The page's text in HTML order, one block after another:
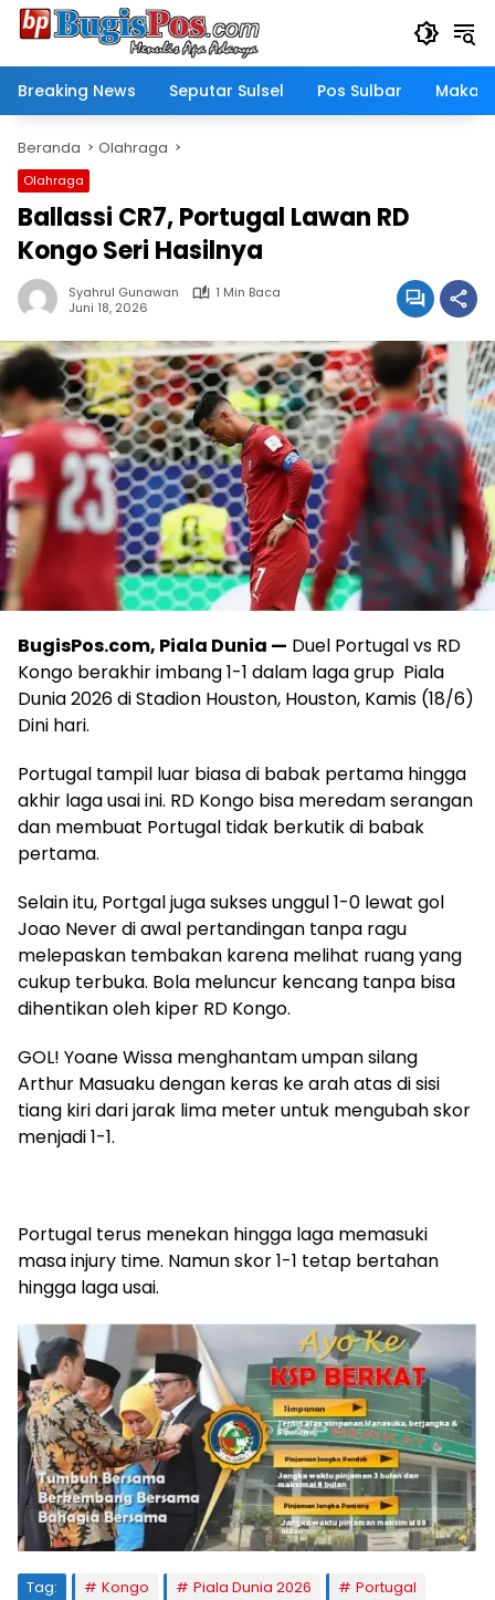
Langsung
Breaking News
Seputar Sulsel Pos Sulbar
Beranda Olahraga
Olahraga
Ballassi CR7, Portugal Lawan RD
Kongo Seri Hasilnya
Syahrul Gunawan
1 Min Baca
Juni 18, 2026
BugisPos.com, Piala Dunia — Duel Portugal vs RD
Kongo berakhir imbang 1-1 dalam laga grup Piala
Dunia 2026 di Stadion Houston, Houston, Kamis (18/6)
Dini hari.
Portugal tampil luar biasa di babak pertama hingga
akhir laga usai ini. RD Kongo bisa meredam serangan
dan membuat Portugal tidak berkutik di babak
pertama.
Selain itu, Portgal juga sukses unggul 1-0 lewat gol
Joao Never di awal pertandingan tanpa ragu
melepaskan tembakan karena melihat ruang yang
cukup terbuka. Bola meluncur kencang tanpa bisa
dihentikan oleh kiper RD Kongo.
GOL! Yoane Wissa menghantam umpan silang
Arthur Masuaku dengan keras ke arah atas di sisi
tiang kiri dari jarak lima meter untuk mengubah skor
menjadi 1-1.
Portugal terus menekan hingga laga memasuki
masa injury time. Namun skor 1-1 tetap bertahan
hingga laga usai.
Tag: Kongo Piala Dunia 2026 Portugal